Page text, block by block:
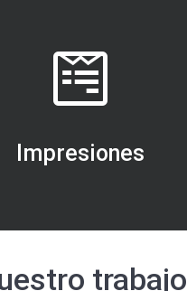
Impresiones
trabajo